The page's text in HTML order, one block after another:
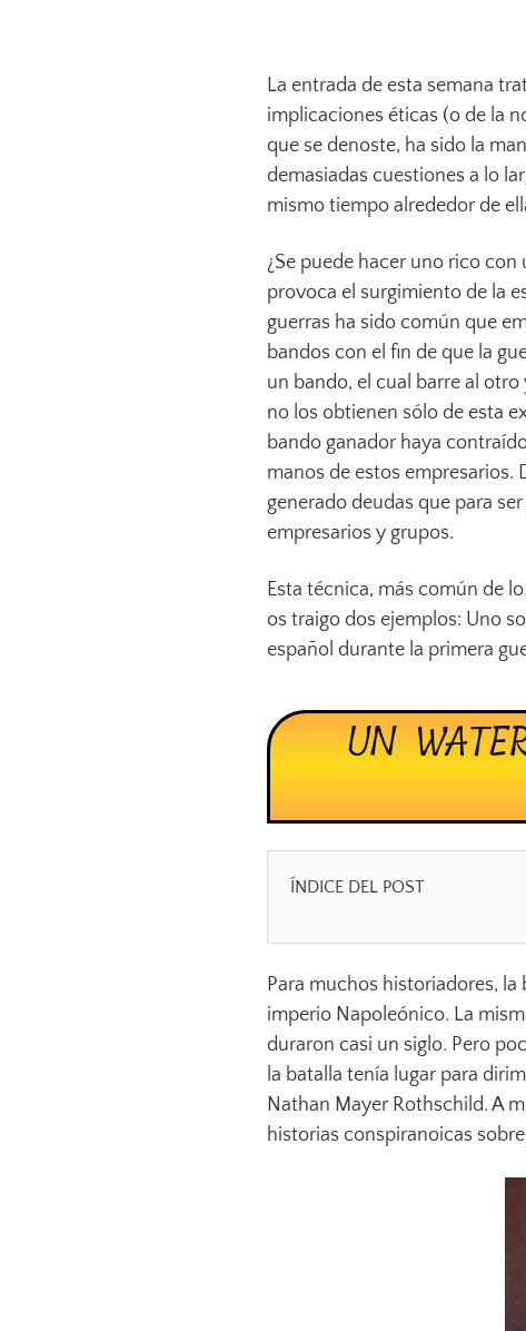
La entrada de esta semana
implicaciones éticas (o de la
que se denoste, ha sido la
demasiadas cuestiones a lo
mismo tiempo alrededor de
¿Se puede hacer uno rico con
provoca el surgimiento de la
guerras ha sido común que
bandos con el fin de que la
un bando, el cual barre al
no los obtienen sólo de esta
bando ganador haya
manos de estos empresarios.
generado deudas que para
empresarios y grupos.
Esta técnica, más común de
os traigo dos ejemplos: Uno
español durante la primera
UN
ÍNDICE DEL POST
Para muchos historiadores, la
imperio Napoleónico. La
duraron casi un siglo. Pero
la batalla tenía lugar para
Nathan Mayer Rothschild. A
historias conspiranoicas